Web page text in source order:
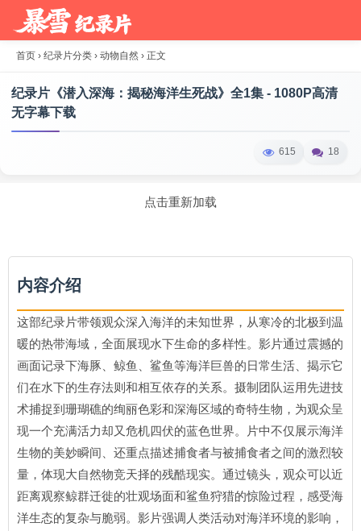
首页 › 纪录片分类 › 动物自然 › 正文
纪录片《潜入深海：揭秘海洋生死战》全1集 - 1080P高清
无字幕下载
615 18
点击重新加载
内容介绍
这部纪录片带领观众深入海洋的未知世界，从寒冷的北极到温
暖的热带海域，全面展现水下生命的多样性。影片通过震撼的
画面记录下海豚、鲸鱼、鲨鱼等海洋巨兽的日常生活、揭示它
们在水下的生存法则和相互依存的关系。摄制团队运用先进技
术捕捉到珊瑚礁的绚丽色彩和深海区域的奇特生物，为观众呈
现一个充满活力却又危机四伏的蓝色世界。片中不仅展示海洋
生物的美妙瞬间、还重点描述捕食者与被捕食者之间的激烈较
量，体现大自然物竞天择的残酷现实。通过镜头，观众可以近
距离观察鲸群迁徙的壮观场面和鲨鱼狩猎的惊险过程，感受海
洋生态的复杂与脆弱。影片强调人类活动对海洋环境的影响，